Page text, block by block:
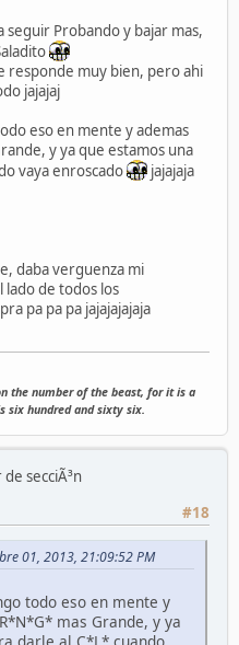
seguir Probando y bajar mas,
responde muy bien, pero ahi
jajajaj
eso en mente y ademas
y ya que estamos una
vaya enroscado
jajajaja
daba verguenza mi
de todos los
pa pa pa jajajajajaja
the number of the beast, for it is a
six hundred and sixty six.
secciÃ³n
#18
01, 2013, 21:09:52 PM
todo eso en mente y
mas Grande, y ya